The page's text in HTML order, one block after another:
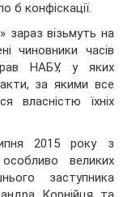
б конфіскації.
візьмуть на
чиновники часів
НАБУ, у яких
за якими все
власністю їхніх
2015 року з
великих
заступника